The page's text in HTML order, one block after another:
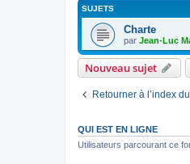
SUJETS
Charte
par Jean-Luc
Nouveau sujet
Retourner à l’index
QUI EST EN LIGNE
Utilisateurs parcourant ce